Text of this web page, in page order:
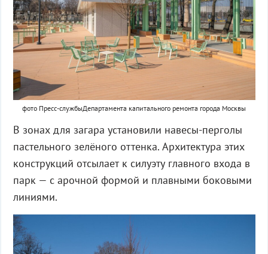
фото Пресс-службыДепартамента капитального ремонта города Москвы
В зонах для загара установили навесы-перголы
пастельного зелёного оттенка. Архитектура этих
конструкций отсылает к силуэту главного входа в
парк — с арочной формой и плавными боковыми
линиями.